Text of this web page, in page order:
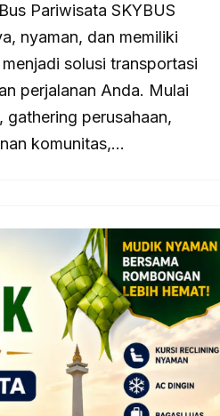
Pariwisata SKYBUS
nyaman, dan memiliki
solusi transportasi
perjalanan Anda. Mulai
perusahaan,
komunitas,…